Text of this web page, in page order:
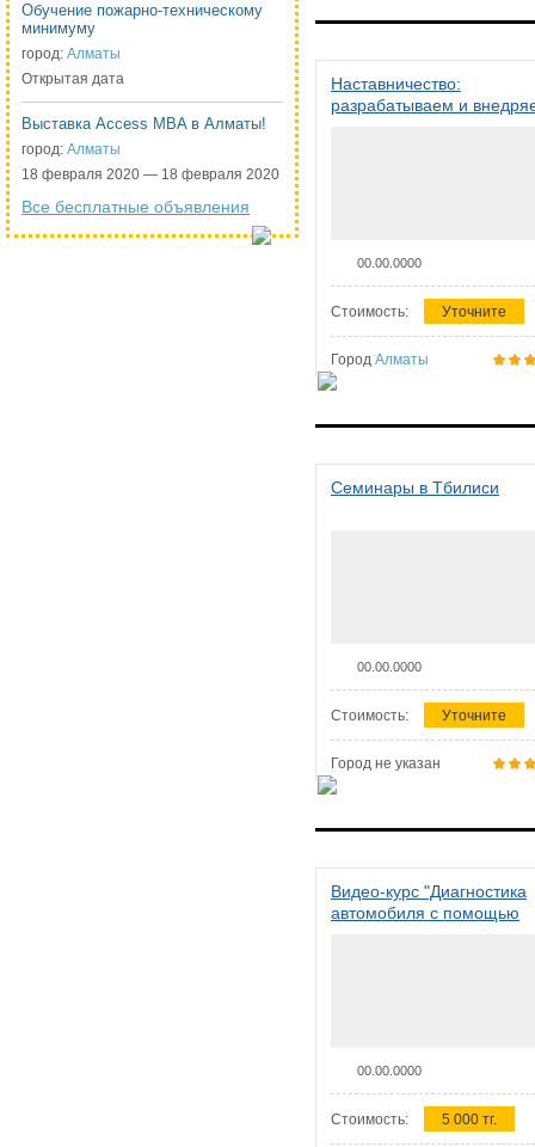
Обучение пожарно-техническому
минимуму
город: Алматы
Открытая дата
Выставка Access MBA в Алматы!
город: Алматы
18 февраля 2020 — 18 февраля 2020
Все бесплатные объявления
Наставничество:
разрабатываем и
00.00.0000
Стоимость: Уточните
Город Алматы
Семинары в Тбилиси
00.00.0000
Стоимость: Уточните
Город не указан
Видео-курс "Диагностика
автомобиля с помощью
00.00.0000
Стоимость: 5 000 тг.